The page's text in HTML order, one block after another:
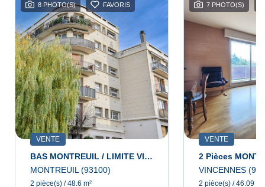
8 PHOTO(S) FAVORIS
VENTE
BAS MONTREUIL / LIMITE VINCENNES - Appartement Montreuil 2 Pièce(s) 48.60 M2
MONTREUIL (93100)
2 pièce(s) / 48.6 m²
7 PHOTO(S)
VENTE
VINCENNES
2 pièce(s) / 46.09 m²